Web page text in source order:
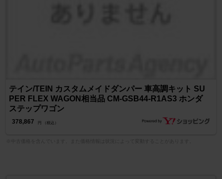
テイン/TEIN カスタムメイドダンパー 車高調キット SU
PER FLEX WAGON相当品 CM-GSB44-R1AS3 ホンダ
ステップワゴン
378,867 円 （税込）